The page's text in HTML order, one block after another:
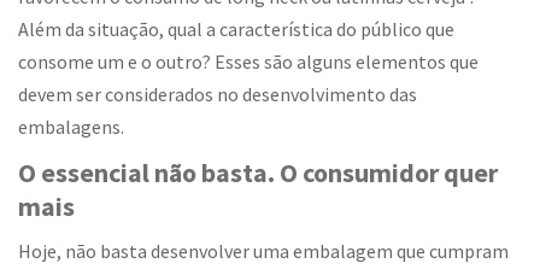
Além da situação, qual a característica do público que
consome um e o outro? Esses são alguns elementos que
devem ser considerados no desenvolvimento das
embalagens.
O essencial não basta. O consumidor quer
mais
Hoje, não basta desenvolver uma embalagem que cumpram